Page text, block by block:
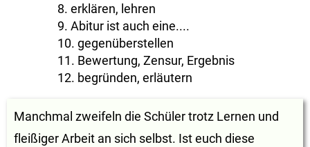
8. erklären, lehren
9. Abitur ist auch eine....
10. gegenüberstellen
11. Bewertung, Zensur, Ergebnis
12. begründen, erläutern
Manchmal zweifeln die Schüler trotz Lernen und
fleißiger Arbeit an sich selbst. Ist euch diese